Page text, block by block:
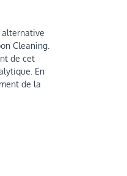
alternative
Cleaning.
de cet
En
de la